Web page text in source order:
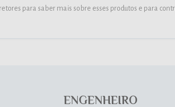
para saber mais sobre esses produtos e para
ENGENHEIRO